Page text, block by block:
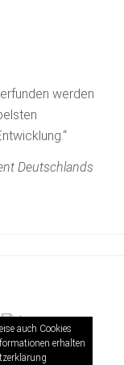
auch Cookies
erhalten
werden
Deutschlands